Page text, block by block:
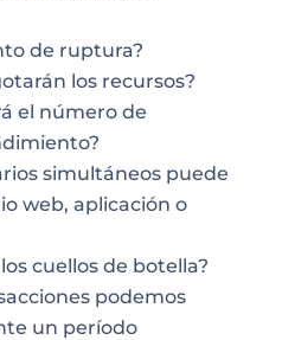
de ruptura?
los recursos?
el número de
simultáneos puede
web, aplicación o
cuellos de botella?
podemos
un período